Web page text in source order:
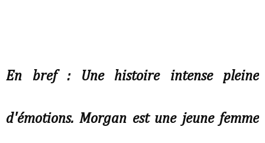
En bref : Une histoire intense pleine
d'émotions. Morgan est une jeune femme